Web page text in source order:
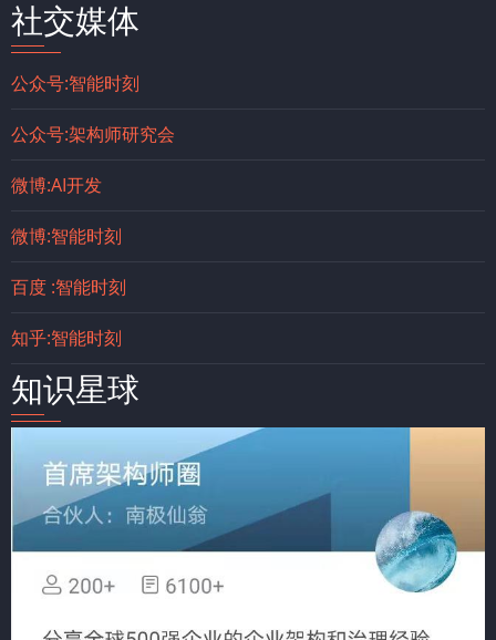
社交媒体
公众号:智能时刻
公众号:架构师研究会
微博:AI开发
微博:智能时刻
百度 :智能时刻
知乎:智能时刻
知识星球